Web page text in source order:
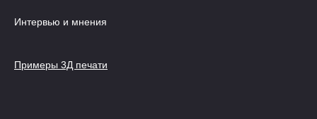
Интервью и мнения
Примеры 3Д печати